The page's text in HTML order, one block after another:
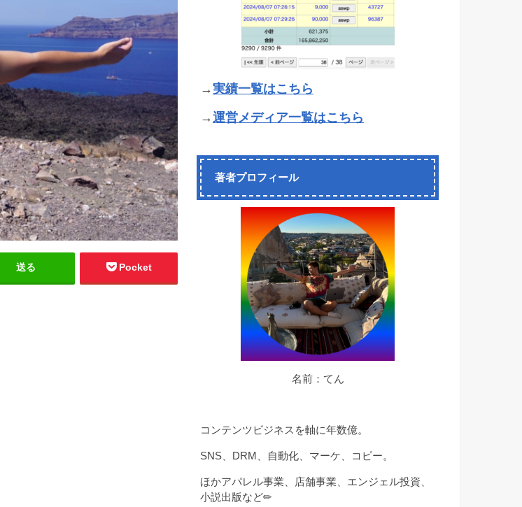
送る Pocket
→実績一覧はこちら
→運営メディア一覧はこちら
著者プロフィール
名前：てん
コンテンツビジネスを軸に年数億。
SNS、DRM、自動化、マーケ、コピー。
ほかアパレル事業、店舗事業、エンジェル投資、
小説出版など✏︎